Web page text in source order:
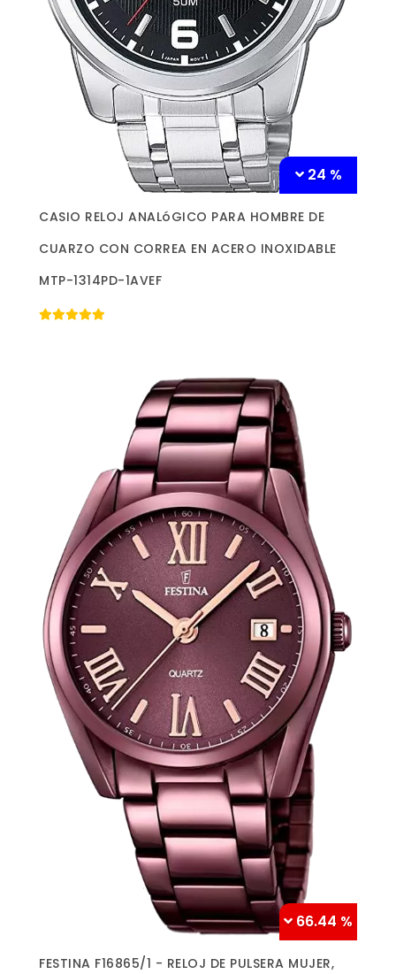
24 %
Más información »
CASIO RELOJ ANALóGICO PARA HOMBRE DE
CUARZO CON CORREA EN ACERO INOXIDABLE
MTP-1314PD-1AVEF
66.44 %
Más información »
FESTINA F16865/1 - RELOJ DE PULSERA MUJER,